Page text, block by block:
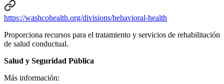
https://washcohealth.org/divisions/behavioral-health
Proporciona recursos para el tratamiento y servicios de rehabilitación
de salud conductual.
Salud y Seguridad Pública
Más información: